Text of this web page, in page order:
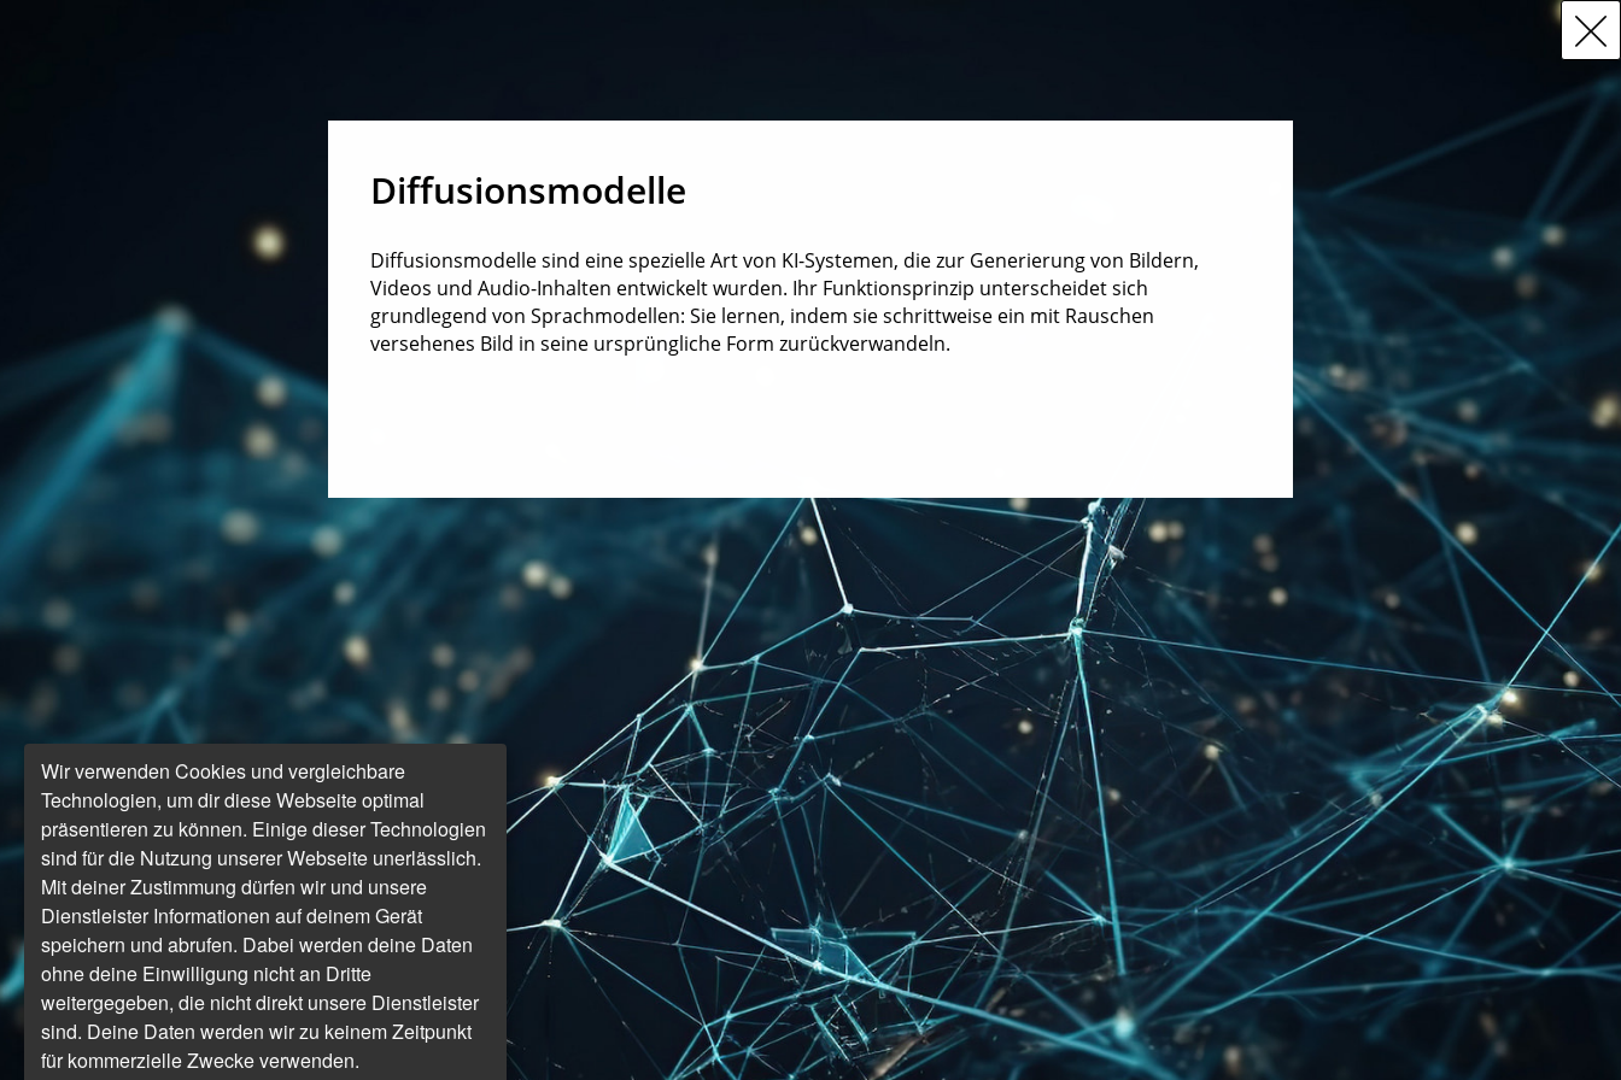
Diffusionsmodelle
Diffusionsmodelle sind eine spezielle Art von KI-Systemen, die zur Generierung von Bildern,
Videos und Audio-Inhalten entwickelt wurden. Ihr Funktionsprinzip unterscheidet sich
grundlegend von Sprachmodellen: Sie lernen, indem sie schrittweise ein mit Rauschen
versehenes Bild in seine ursprüngliche Form zurückverwandeln.
Wir verwenden Cookies und vergleichbare
Technologien, um dir diese Webseite optimal
präsentieren zu können. Einige dieser Technologien
sind für die Nutzung unserer Webseite unerlässlich.
Mit deiner Zustimmung dürfen wir und unsere
Dienstleister Informationen auf deinem Gerät
speichern und abrufen. Dabei werden deine Daten
ohne deine Einwilligung nicht an Dritte
weitergegeben, die nicht direkt unsere Dienstleister
sind. Deine Daten werden wir zu keinem Zeitpunkt
für kommerzielle Zwecke verwenden.